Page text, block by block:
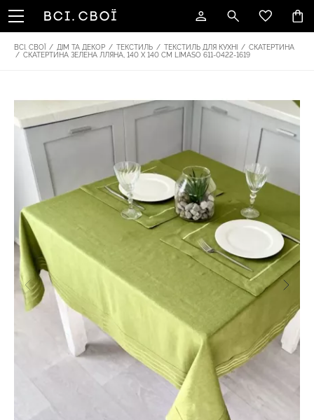
ВСІ. СВОЇ / ДІМ ТА ДЕКОР / ТЕКСТИЛЬ / ТЕКСТИЛЬ ДЛЯ КУХНІ / СКАТЕРТИНА
/ СКАТЕРТИНА ЗЕЛЕНА ЛЛЯНА, 140 Х 140 СМ LIMASO 611-0422-1619